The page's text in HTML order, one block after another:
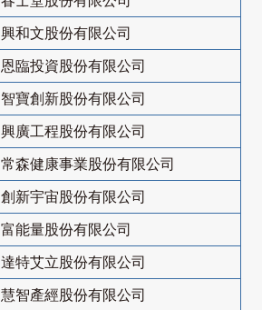
興和文股份有限公司
恩臨投資股份有限公司
智寶創新股份有限公司
興廣工程股份有限公司
常森健康事業股份有限公司
創新宇宙股份有限公司
富能量股份有限公司
達特艾立股份有限公司
慧智產經股份有限公司